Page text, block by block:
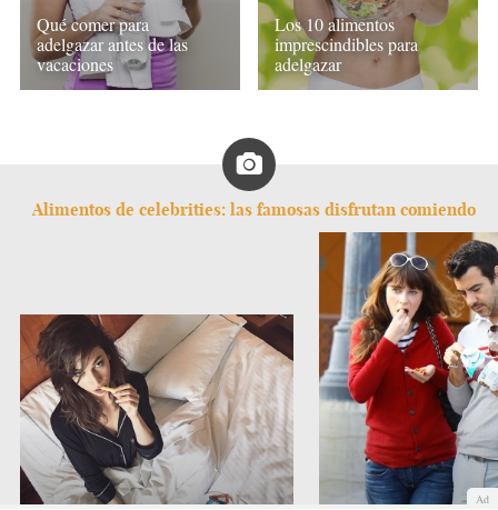
Qué comer para
adelgazar antes de las
vacaciones
Los 10 alimentos
imprescindibles para
adelgazar
Alimentos de celebrities: las famosas disfrutan comiendo
Ad